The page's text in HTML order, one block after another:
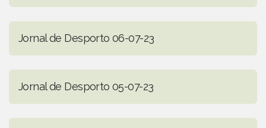
Jornal de Desporto 06-07-23
Jornal de Desporto 05-07-23